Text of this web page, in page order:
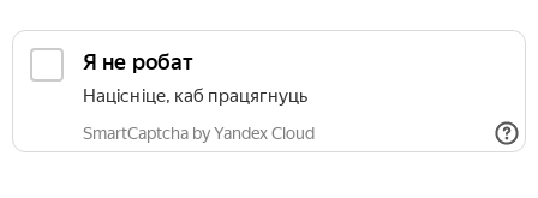
Я не робат
Націсніце, каб працягнуць
SmartCaptcha by Yandex Cloud